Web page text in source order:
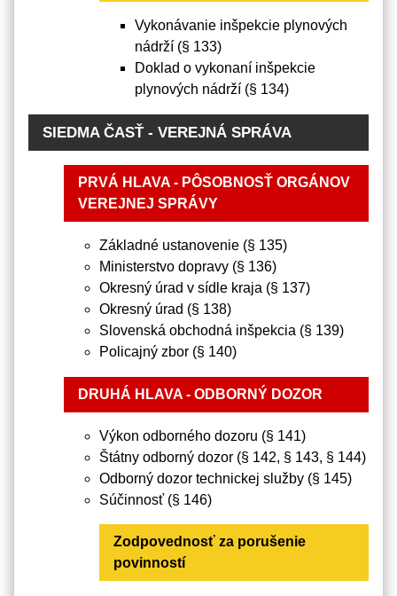
Vykonávanie inšpekcie plynových
nádrží (§ 133)
Doklad o vykonaní inšpekcie
plynových nádrží (§ 134)
SIEDMA ČASŤ - VEREJNÁ SPRÁVA
PRVÁ HLAVA - PÔSOBNOSŤ ORGÁNOV
VEREJNEJ SPRÁVY
Základné ustanovenie (§ 135)
Ministerstvo dopravy (§ 136)
Okresný úrad v sídle kraja (§ 137)
Okresný úrad (§ 138)
Slovenská obchodná inšpekcia (§ 139)
Policajný zbor (§ 140)
DRUHÁ HLAVA - ODBORNÝ DOZOR
Výkon odborného dozoru (§ 141)
Štátny odborný dozor (§ 142, § 143, § 144)
Odborný dozor technickej služby (§ 145)
Súčinnosť (§ 146)
Zodpovednosť za porušenie
povinností